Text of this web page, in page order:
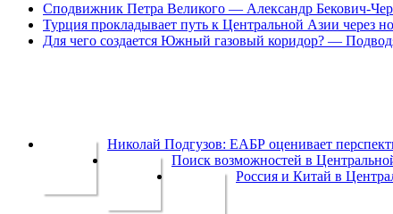
Сподвижник Петра Великого — Александр Бекович-
Турция прокладывает путь к Центральной Азии через
Для чего создается Южный газовый коридор? —
Николай Подгузов: ЕАБР оценивает
Поиск возможностей в
Россия и Китай в